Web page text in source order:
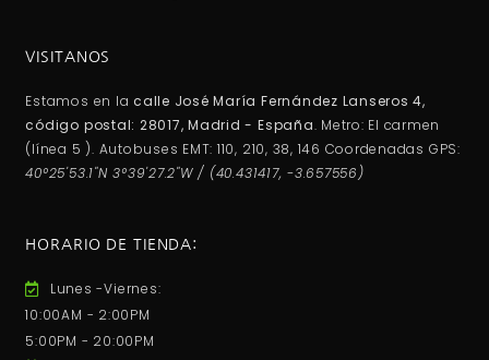
VISITANOS
Estamos en la calle José María Fernández Lanseros 4,
código postal: 28017, Madrid - España. Metro: El carmen
(línea 5 ). Autobuses EMT: 110, 210, 38, 146 Coordenadas GPS:
40°25'53.1"N 3°39'27.2"W / (40.431417, -3.657556)
HORARIO DE TIENDA:
Lunes -Viernes:
10:00AM - 2:00PM
5:00PM - 20:00PM